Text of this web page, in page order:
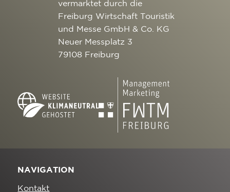
vermarktet durch die
Freiburg Wirtschaft Touristik
und Messe GmbH & Co. KG
Neuer Messplatz 3
79108 Freiburg
NAVIGATION
Kontakt